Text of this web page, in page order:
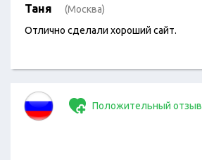
Таня (Москва)
Отлично сделали хороший сайт.
Положительный отзыв